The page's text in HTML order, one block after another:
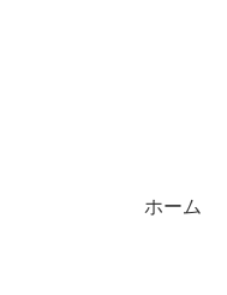
ホーム